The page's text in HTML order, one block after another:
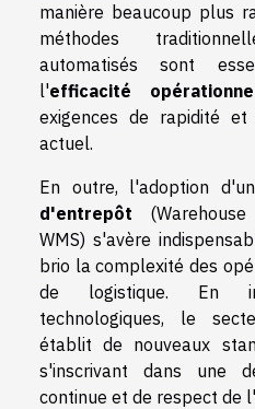
manière beaucoup plus
méthodes
automatisés sont
l'efficacité
exigences de rapidité
actuel.
En outre, l'adoption d'un
d'entrepôt
WMS) s'avère
brio la complexité des
de logistique. En
technologiques, le
établit de nouveaux
s'inscrivant dans une
continue et de respect de